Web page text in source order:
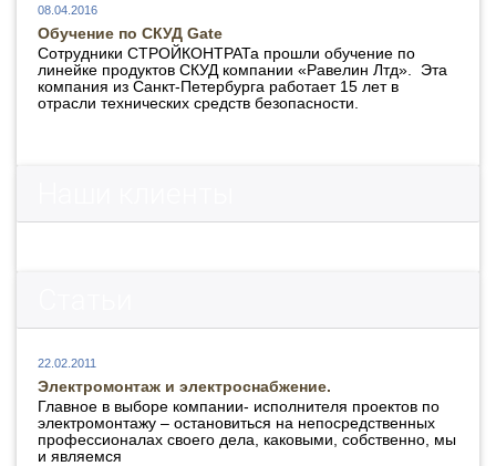
08.04.2016
Обучение по СКУД Gate
Сотрудники СТРОЙКОНТРАТа прошли обучение по
линейке продуктов СКУД компании «Равелин Лтд». Эта
компания из Санкт-Петербурга работает 15 лет в
отрасли технических средств безопасности.
22.02.2011
Электромонтаж и электроснабжение.
Главное в выборе компании- исполнителя проектов по
электромонтажу – остановиться на непосредственных
профессионалах своего дела, каковыми, собственно, мы
и являемся